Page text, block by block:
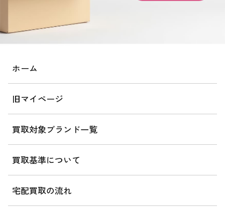
ホーム
旧マイページ
買取対象ブランド一覧
買取基準について
宅配買取の流れ